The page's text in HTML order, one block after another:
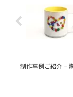
制作事例ご紹介 –